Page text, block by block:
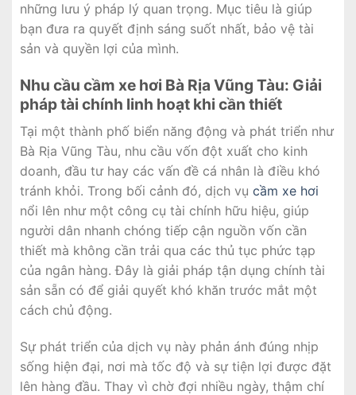
những lưu ý pháp lý quan trọng. Mục tiêu là giúp
bạn đưa ra quyết định sáng suốt nhất, bảo vệ tài
sản và quyền lợi của mình.
Nhu cầu cầm xe hơi Bà Rịa Vũng Tàu: Giải
pháp tài chính linh hoạt khi cần thiết
Tại một thành phố biển năng động và phát triển như
Bà Rịa Vũng Tàu, nhu cầu vốn đột xuất cho kinh
doanh, đầu tư hay các vấn đề cá nhân là điều khó
tránh khỏi. Trong bối cảnh đó, dịch vụ cầm xe hơi
nổi lên như một công cụ tài chính hữu hiệu, giúp
người dân nhanh chóng tiếp cận nguồn vốn cần
thiết mà không cần trải qua các thủ tục phức tạp
của ngân hàng. Đây là giải pháp tận dụng chính tài
sản sẵn có để giải quyết khó khăn trước mắt một
cách chủ động.
Sự phát triển của dịch vụ này phản ánh đúng nhịp
sống hiện đại, nơi mà tốc độ và sự tiện lợi được đặt
lên hàng đầu. Thay vì chờ đợi nhiều ngày, thậm chí